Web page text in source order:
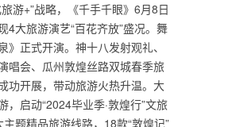
游+”战略，《千手千眼》6月8日
4大旅游演艺“百花齐放”盛况。舞
》正式开演。神十八发射观礼、
唱会、瓜州敦煌丝路双城春季旅
功开展，带动旅游火热升温。大
，启动“2024毕业季·敦煌行”文旅
题精品旅游线路，18款“敦煌记”